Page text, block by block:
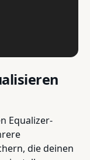
Equalizer-
die deinen